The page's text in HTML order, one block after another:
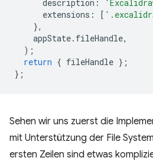
description :
extensions : [
},
appState. fileHandle,
);
return { fileHandle };
};
Sehen wir uns zuerst die
mit Unterstützung der File
ersten Zeilen sind etwas